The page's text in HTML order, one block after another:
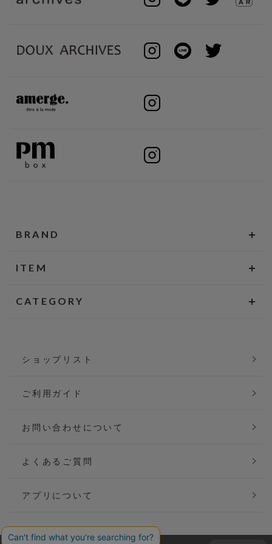
BRAND
ITEM
CATEGORY
ショップリスト
ご利用ガイド
お問い合わせについて
よくあるご質問
アプリについて